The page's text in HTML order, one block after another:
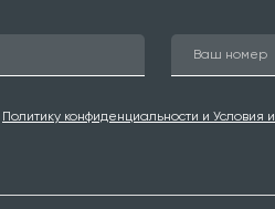
Политику конфиденциальности и Условия